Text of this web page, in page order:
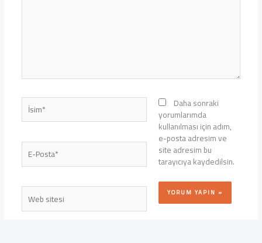
İsim*
E-
Posta*
Web
sitesi
Daha sonraki
yorumlarımda
kullanılması için adım,
e-posta adresim ve
site adresim bu
tarayıcıya kaydedilsin.